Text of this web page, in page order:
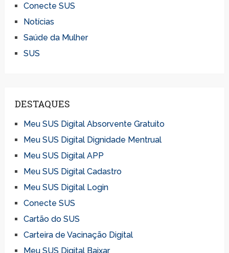
Conecte SUS
Notícias
Saúde da Mulher
SUS
DESTAQUES
Meu SUS Digital Absorvente Gratuito
Meu SUS Digital Dignidade Mentrual
Meu SUS Digital APP
Meu SUS Digital Cadastro
Meu SUS Digital Login
Conecte SUS
Cartão do SUS
Carteira de Vacinação Digital
Meu SUS Digital Baixar